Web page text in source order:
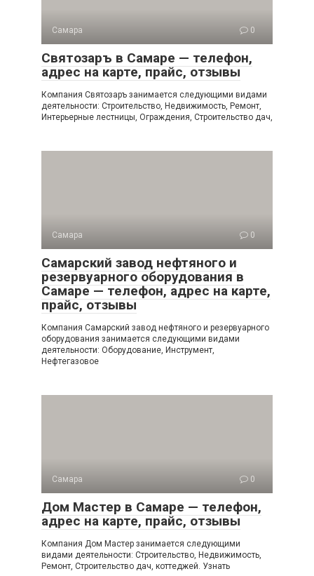
Самара 0
Святозаръ в Самаре — телефон,
адрес на карте, прайс, отзывы
Компания Святозаръ занимается следующими видами
деятельности: Строительство, Недвижимость, Ремонт,
Интерьерные лестницы, Ограждения, Строительство дач,
Самара 0
Самарский завод нефтяного и
резервуарного оборудования в
Самаре — телефон, адрес на карте,
прайс, отзывы
Компания Самарский завод нефтяного и резервуарного
оборудования занимается следующими видами
деятельности: Оборудование, Инструмент,
Нефтегазовое
Самара 0
Дом Мастер в Самаре — телефон,
адрес на карте, прайс, отзывы
Компания Дом Мастер занимается следующими
видами деятельности: Строительство, Недвижимость,
Ремонт, Строительство дач, коттеджей. Узнать